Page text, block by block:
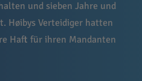
und sieben Jahre und
Høibys Verteidiger hatten
Haft für ihren Mandanten